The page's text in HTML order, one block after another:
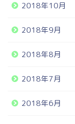
2018年10月
2018年9月
2018年8月
2018年7月
2018年6月